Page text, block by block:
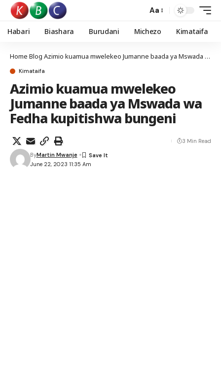
Aa
Habari Biashara Burudani Michezo Kimataifa
Home Blog Azimio kuamua mwelekeo Jumanne baada ya Mswada wa Fedha kupitishwa bungeni
Kimataifa
Azimio kuamua mwelekeo
Jumanne baada ya Mswada wa
Fedha kupitishwa bungeni
June 22, 2023 11:35 Am
ByMartin Mwanje
3 Min Read